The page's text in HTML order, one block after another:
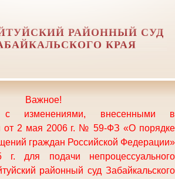
РАЙОННЫЙ СУД
КРАЯ
Важное!
с изменениями, внесенными в
от 2 мая 2006 г. № 59-ФЗ «О порядке
граждан Российской Федерации»
для подачи непроцессуального
районный суд Забайкальского